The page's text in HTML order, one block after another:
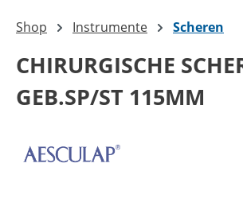
Shop Instrumente Scheren
CHIRURGISCHE
GEB.SP/ST 115MM